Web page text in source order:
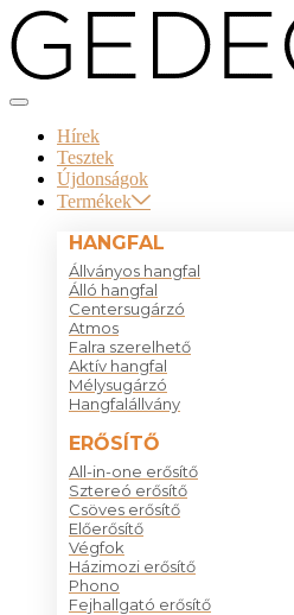
Skip
to
the
content
Hírek
Tesztek
Újdonságok
Termékek
HANGFAL
Állványos hangfal
Álló hangfal
Centersugárzó
Atmos
Falra szerelhető
Aktív hangfal
Mélysugárzó
Hangfalállvány
ERŐSÍTŐ
All-in-one erősítő
Sztereó erősítő
Csöves erősítő
Előerősítő
Végfok
Házimozi erősítő
Phono
Fejhallgató erősítő